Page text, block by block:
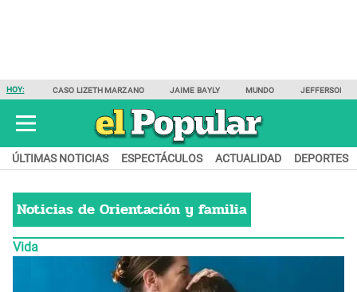
HOY: CASO LIZETH MARZANO JAIME BAYLY MUNDO JEFFERSON
ÚLTIMAS NOTICIAS ESPECTÁCULOS ACTUALIDAD DEPORTES
Noticias de Orientación y familia
Vida